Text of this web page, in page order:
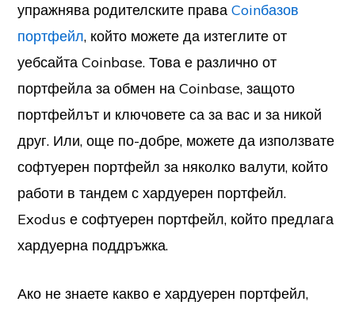
упражнява родителските праваCoinбазов
портфейл, който можете да изтеглите от
уебсайта Coinbase. Това е различно от
портфейла за обмен на Coinbase, защото
портфейлът и ключовете са за вас и за никой
друг. Или, още по-добре, можете да използвате
софтуерен портфейл за няколко валути, който
работи в тандем с хардуерен портфейл.
Exodus е софтуерен портфейл, който предлага
хардуерна поддръжка.
Ако не знаете какво е хардуерен портфейл,